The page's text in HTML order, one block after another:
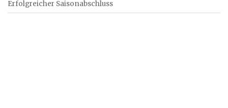
Erfolgreicher Saisonabschluss